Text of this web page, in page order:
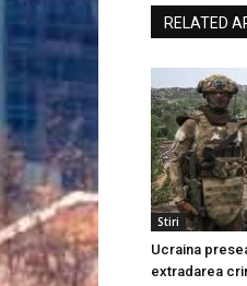
RELATED
Stiri
Ucraina
extradarea